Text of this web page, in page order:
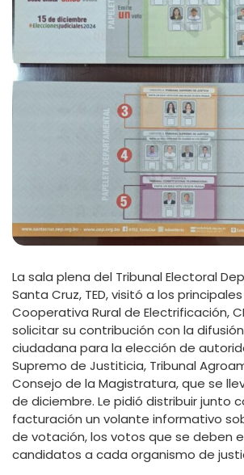
La sala plena del Tribunal Electoral
Santa Cruz, TED, visitó a los
Cooperativa Rural de Electrificación,
solicitar su contribución con la
ciudadana para la elección de
Supremo de Justiticia, Tribunal
Consejo de la Magistratura, que se
de diciembre. Le pidió distribuir junto
facturación un volante informativo
de votación, los votos que se deben
candidatos a cada organismo de